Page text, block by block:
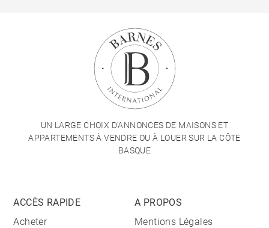
UN LARGE CHOIX D'ANNONCES DE MAISONS ET
APPARTEMENTS À VENDRE OU À LOUER SUR LA CÔTE
BASQUE
ACCÈS RAPIDE
Acheter
A PROPOS
Mentions Légales